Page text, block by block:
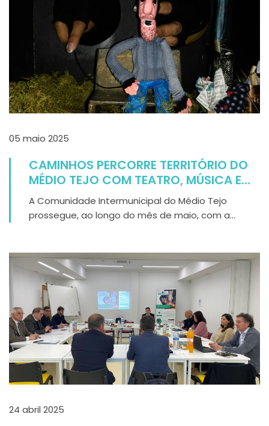
05 maio 2025
CAMINHOS PERCORRE TERRITÓRIO DO
MÉDIO TEJO COM TEATRO, MÚSICA E
PARTICIPAÇÃO COMUNITÁRIA
A Comunidade Intermunicipal do Médio Tejo
prossegue, ao longo do mês de maio, com a...
24 abril 2025